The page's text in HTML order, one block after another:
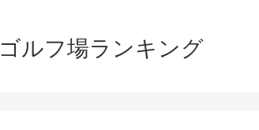
ゴルフ場ランキング